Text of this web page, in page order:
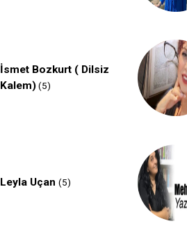
İsmet Bozkurt ( Dilsiz
Kalem)(5)
Leyla Uçan(5)